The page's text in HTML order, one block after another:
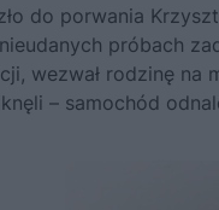
do porwania
próbach
wezwał rodzinę na
– samochód